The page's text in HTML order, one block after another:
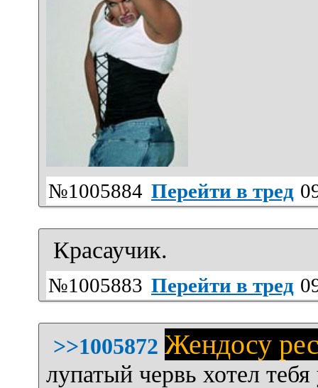
№1005884 Перейти в тред
Красаучик.
№1005883 Перейти в тред
>>1005872 Жендосу
лупатый червь хотел